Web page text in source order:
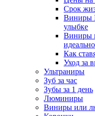
Срок
Виниры
улыбке
Виниры
Как
Уход за
Ультраниры
Зуб за час
Зубы за 1 день
Люминиры
Виниры или